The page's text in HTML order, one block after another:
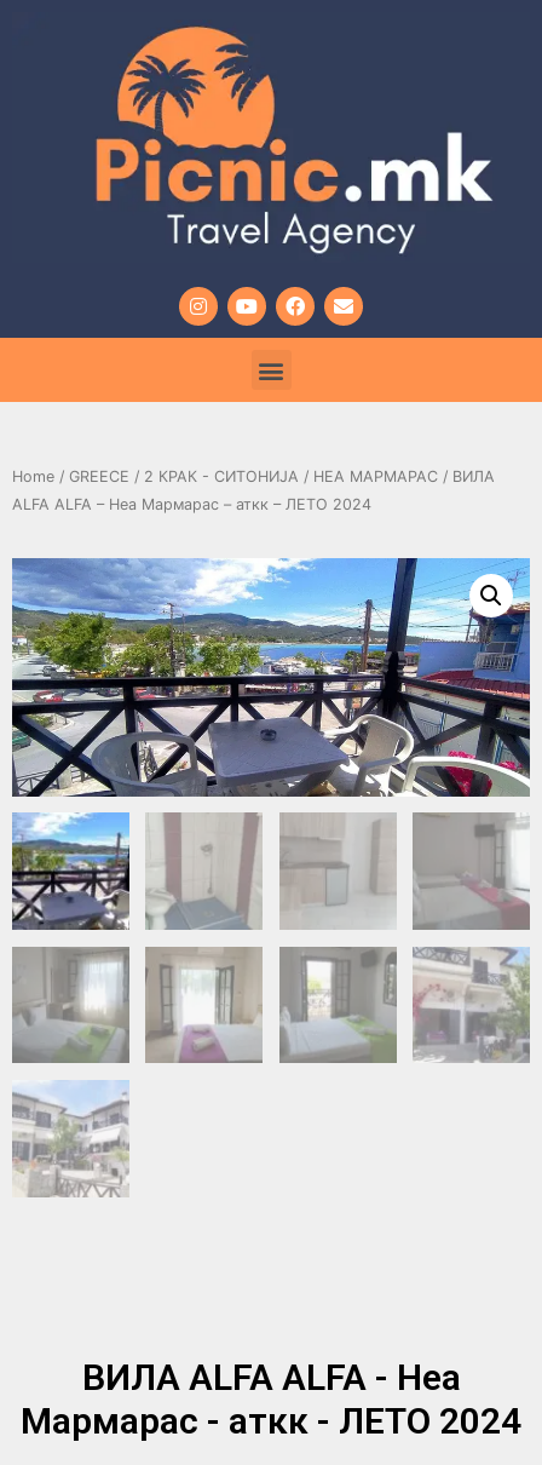
Home / GREECE / 2 КРАК - СИТОНИЈА / НЕА МАРМАРАС / ВИЛА
ALFA ALFA – Неа Мармарас – аткк – ЛЕТО 2024
ВИЛА ALFA ALFA - Неа
Мармарас - аткк - ЛЕТО 2024